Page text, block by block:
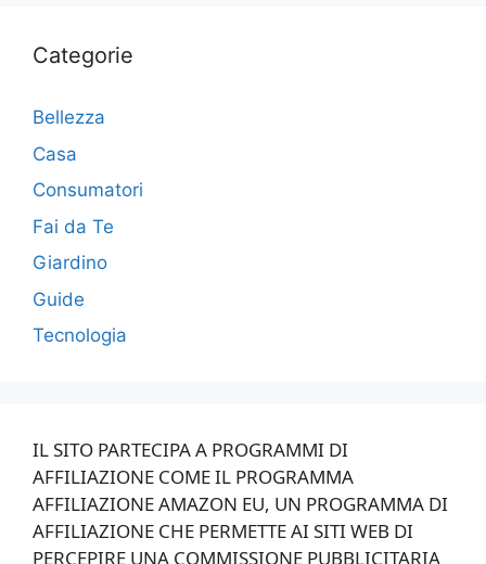
Categorie
Bellezza
Casa
Consumatori
Fai da Te
Giardino
Guide
Tecnologia
IL SITO PARTECIPA A PROGRAMMI DI
AFFILIAZIONE COME IL PROGRAMMA
AFFILIAZIONE AMAZON EU, UN PROGRAMMA DI
AFFILIAZIONE CHE PERMETTE AI SITI WEB DI
PERCEPIRE UNA COMMISSIONE PUBBLICITARIA